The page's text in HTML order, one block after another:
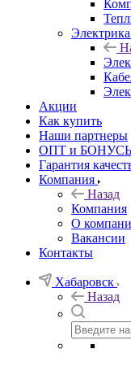
Акции
Как купить
Наши партнеры
ОПТ и
Гарантия
Компания
Назад
Компания
О
Вакансии
Контакты
Хабаровск
Назад